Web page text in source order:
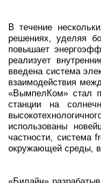
В течение
решениях, уделяя
повышает
реализует
введена система
взаимодействия
«ВымпелКом» стал
станции на
использованы
частности, система
окружающей среды,